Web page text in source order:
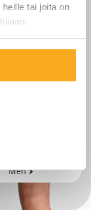
tai joita on
Men